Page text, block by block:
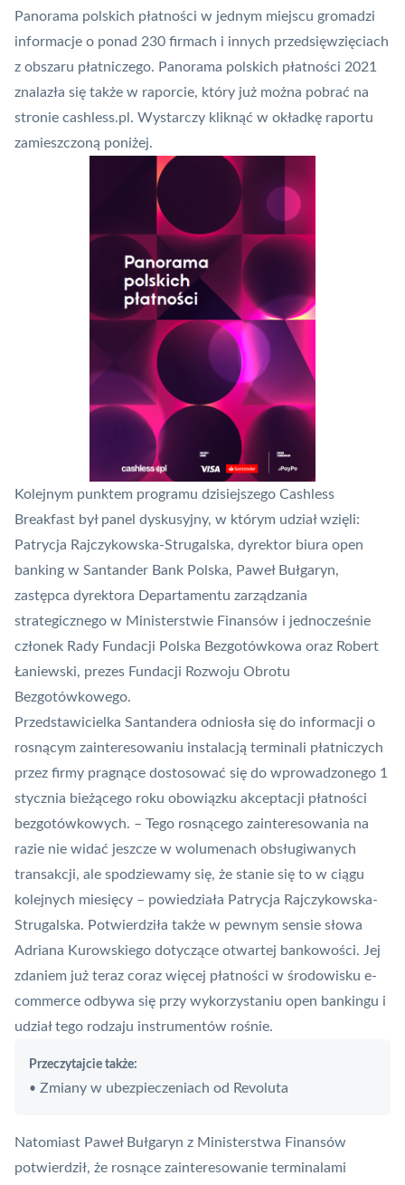
Panorama polskich płatności w jednym miejscu gromadzi
informacje o ponad 230 firmach i innych przedsięwzięciach
z obszaru płatniczego. Panorama polskich płatności 2021
znalazła się także w raporcie, który już można pobrać na
stronie cashless.pl. Wystarczy kliknąć w okładkę raportu
zamieszczoną poniżej.
Kolejnym punktem programu dzisiejszego Cashless
Breakfast był panel dyskusyjny, w którym udział wzięli:
Patrycja Rajczykowska-Strugalska, dyrektor biura open
banking w Santander Bank Polska, Paweł Bułgaryn,
zastępca dyrektora Departamentu zarządzania
strategicznego w Ministerstwie Finansów i jednocześnie
członek Rady Fundacji Polska Bezgotówkowa oraz Robert
Łaniewski, prezes Fundacji Rozwoju Obrotu
Bezgotówkowego.
Przedstawicielka Santandera odniosła się do informacji o
rosnącym zainteresowaniu instalacją terminali płatniczych
przez firmy pragnące dostosować się do wprowadzonego 1
stycznia bieżącego roku obowiązku akceptacji płatności
bezgotówkowych. – Tego rosnącego zainteresowania na
razie nie widać jeszcze w wolumenach obsługiwanych
transakcji, ale spodziewamy się, że stanie się to w ciągu
kolejnych miesięcy – powiedziała Patrycja Rajczykowska-
Strugalska. Potwierdziła także w pewnym sensie słowa
Adriana Kurowskiego dotyczące otwartej bankowości. Jej
zdaniem już teraz coraz więcej płatności w środowisku e-
commerce odbywa się przy wykorzystaniu open bankingu i
udział tego rodzaju instrumentów rośnie.
Przeczytajcie także:
• Zmiany w ubezpieczeniach od Revoluta
Natomiast Paweł Bułgaryn z Ministerstwa Finansów
potwierdził, że rosnące zainteresowanie terminalami